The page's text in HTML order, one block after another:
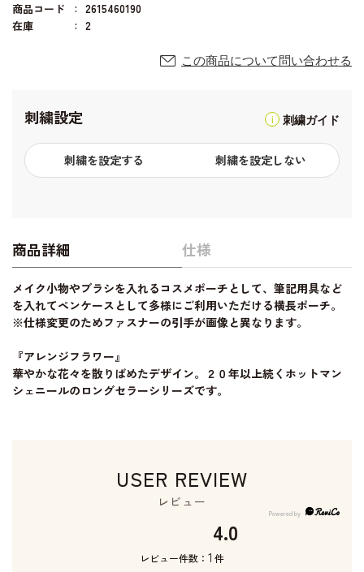
商品コード
2615460190
在庫
2
この商品について問い合わせる
刺繍設定 刺繍ガイド
刺繍を設定する 刺繍を設定しない
商品詳細 仕様
メイク小物やブラシを入れるコスメポーチとして、筆記用具など
を入れてペンケースとして多様にご利用いただける横長ポーチ。
※仕様変更のためファスナーの引手が画像と異なります。
『アレンジフラワー』
華やかな花々を散りばめたデザイン。２０年以上続くホットマン
シェニールのロングセラーシリーズです。
USER REVIEW
レビュー
4.0
レビュー件数： 1 件